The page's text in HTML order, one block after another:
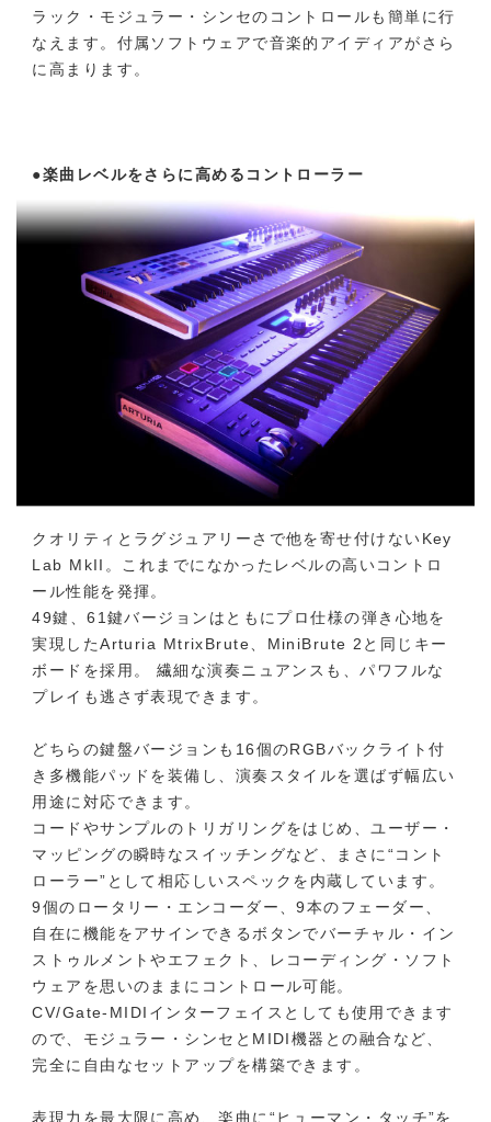
ラック・モジュラー・シンセのコントロールも簡単に行
なえます。付属ソフトウェアで音楽的アイディアがさら
に高まります。
●楽曲レベルをさらに高めるコントローラー
クオリティとラグジュアリーさで他を寄せ付けないKey
Lab MkII。これまでになかったレベルの高いコントロ
ール性能を発揮。
49鍵、61鍵バージョンはともにプロ仕様の弾き心地を
実現したArturia MtrixBrute、MiniBrute 2と同じキー
ボードを採用。 繊細な演奏ニュアンスも、パワフルな
プレイも逃さず表現できます。
どちらの鍵盤バージョンも16個のRGBバックライト付
き多機能パッドを装備し、演奏スタイルを選ばず幅広い
用途に対応できます。
コードやサンプルのトリガリングをはじめ、ユーザー・
マッピングの瞬時なスイッチングなど、まさに“コント
ローラー”として相応しいスペックを内蔵しています。
9個のロータリー・エンコーダー、9本のフェーダー、
自在に機能をアサインできるボタンでバーチャル・イン
ストゥルメントやエフェクト、レコーディング・ソフト
ウェアを思いのままにコントロール可能。
CV/Gate-MIDIインターフェイスとしても使用できます
ので、モジュラー・シンセとMIDI機器との融合など、
完全に自由なセットアップを構築できます。
表現力を最大限に高め、楽曲に“ヒューマン・タッチ”を